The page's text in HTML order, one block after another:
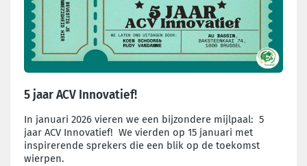
5 jaar ACV Innovatief!
In januari 2026 vieren we een bijzondere mijlpaal: 5
jaar ACV Innovatief! We vierden op 15 januari met
inspirerende sprekers die een blik op de toekomst
wierpen.